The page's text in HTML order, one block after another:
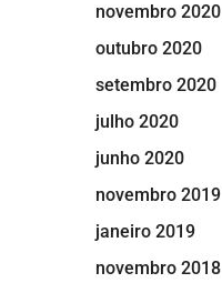
novembro 2020
outubro 2020
setembro 2020
julho 2020
junho 2020
novembro 2019
janeiro 2019
novembro 2018